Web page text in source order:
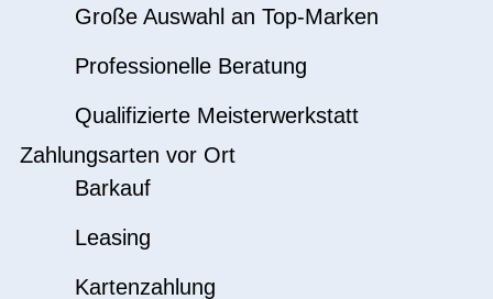
Große Auswahl an Top-Marken
Professionelle Beratung
Qualifizierte Meisterwerkstatt
Zahlungsarten vor Ort
Barkauf
Leasing
Kartenzahlung